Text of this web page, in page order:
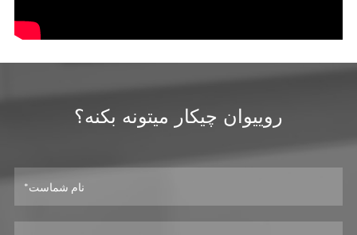
روييوان چيکار ميتونه بکنه؟